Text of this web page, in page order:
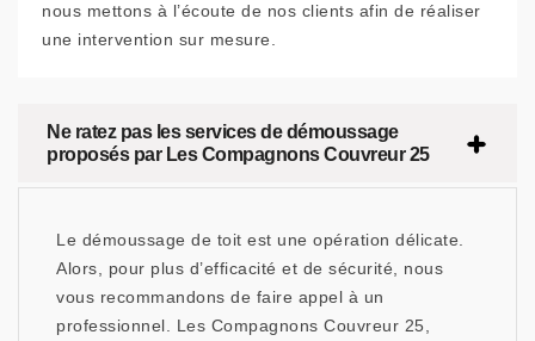
nous mettons à l’écoute de nos clients afin de réaliser
une intervention sur mesure.
Ne ratez pas les services de démoussage
proposés par Les Compagnons Couvreur 25
Le démoussage de toit est une opération délicate.
Alors, pour plus d’efficacité et de sécurité, nous
vous recommandons de faire appel à un
professionnel. Les Compagnons Couvreur 25,